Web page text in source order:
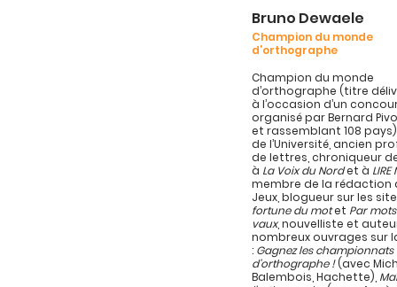
Bruno Dewaele
Champion du monde
d’orthographe
Champion du monde
d’orthographe (titre
à l’occasion d’un
organisé par Bernard
et rassemblant 108
de l’Université, ancien
de lettres, chroniqueur
à La Voix du Nordet à
membre de la rédaction
Jeux, blogueur sur les
fortune du motet Par
vaux, nouvelliste et
nombreux ouvrages sur
: Gagnez les championnats
d’orthographe !(avec
Balembois, Hachette),